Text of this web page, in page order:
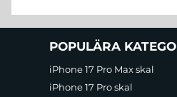
länkarPOPULÄRA
iPhone 17 Pro Max skal
iPhone 17 Pro skal